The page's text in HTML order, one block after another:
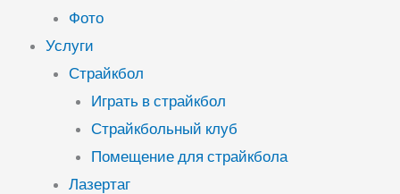
Фото
Услуги
Страйкбол
Играть в страйкбол
Страйкбольный клуб
Помещение для страйкбола
Лазертаг